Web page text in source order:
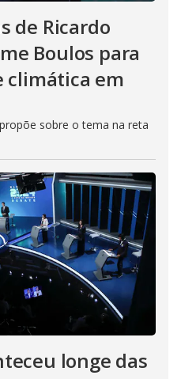
de Ricardo
Boulos para
climática em
sobre o tema na reta
longe das